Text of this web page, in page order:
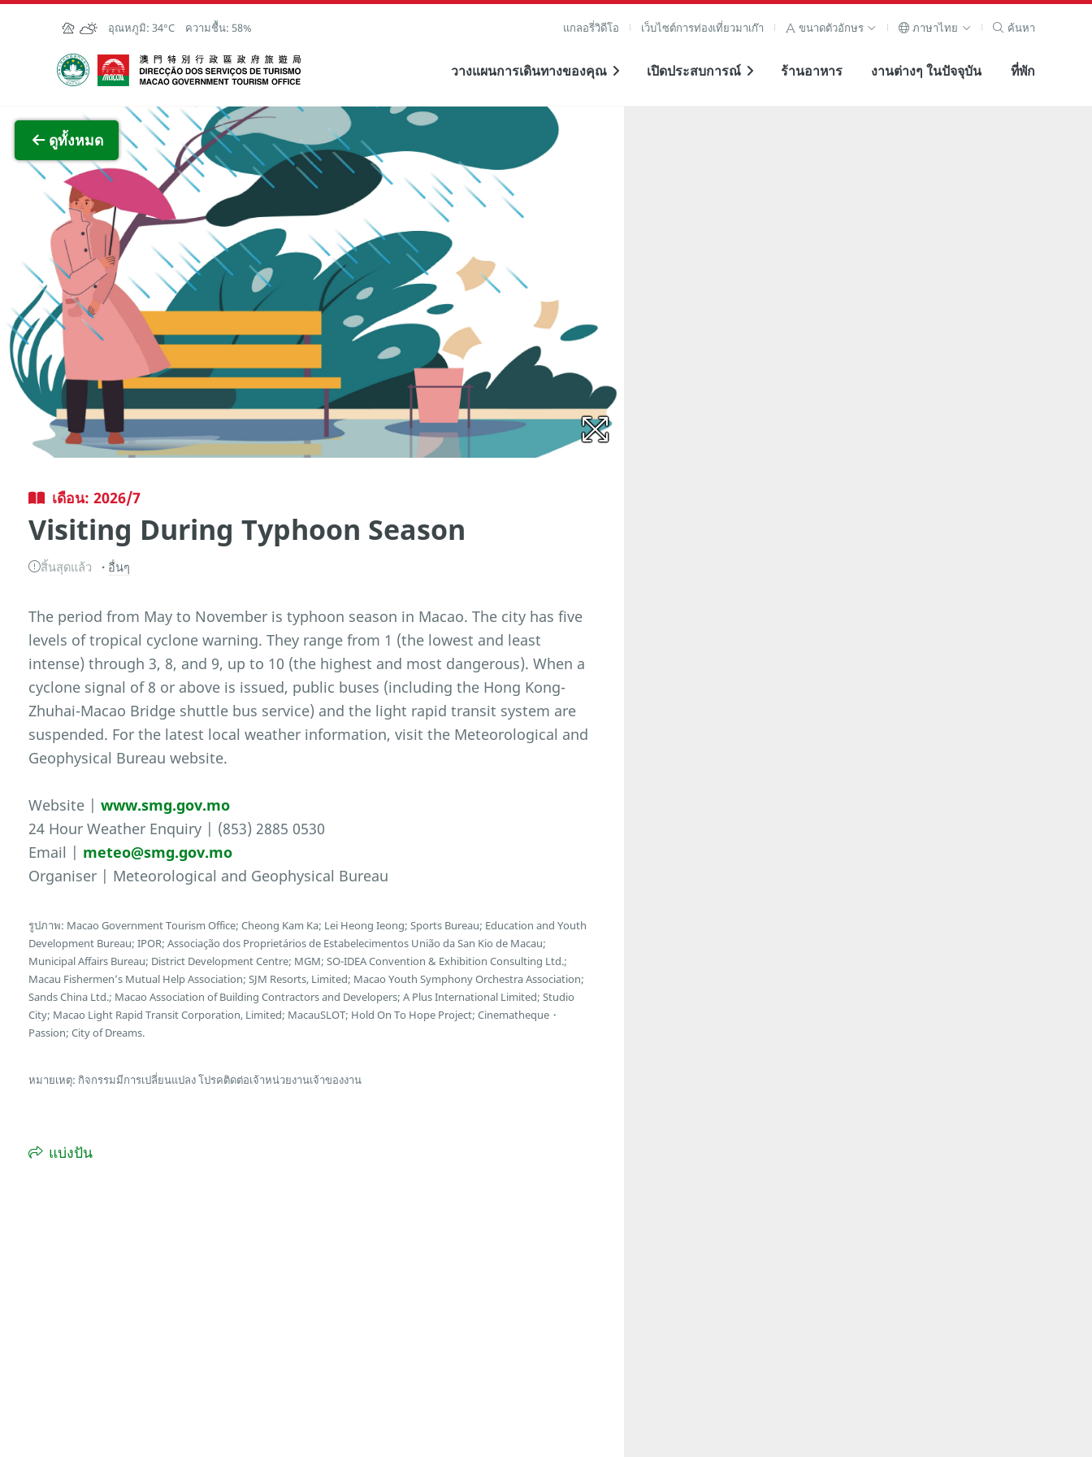
Skip to Main Content
อุณหภูมิ: 34°C ความชื้น: 58% แกลอรี่วิดีโอ เว็บไซต์การท่องเที่ยวมาเก๊า ขนาดตัวอักษร ภาษาไทย ค้นหา
สำนักงานการท่องเที่ยวของรัฐบาลมาเก๊า
วางแผนการเดินทางของคุณ เปิดประสบการณ์ ร้านอาหาร งานต่างๆ ในปัจจุบัน ที่พัก
ดูทั้งหมด
ภาพขยาย
เดือน: 2026/7
Visiting During Typhoon Season
สิ้นสุดแล้ว อื่นๆ
The period from May to November is typhoon season in Macao. The city has five
levels of tropical cyclone warning. They range from 1 (the lowest and least
intense) through 3, 8, and 9, up to 10 (the highest and most dangerous). When a
cyclone signal of 8 or above is issued, public buses (including the Hong Kong-
Zhuhai-Macao Bridge shuttle bus service) and the light rapid transit system are
suspended. For the latest local weather information, visit the Meteorological and
Geophysical Bureau website.
Website |www.smg.gov.mo
24 Hour Weather Enquiry | (853) 2885 0530
Email | meteo@smg.gov.mo
Organiser | Meteorological and Geophysical Bureau
รูปภาพ: Macao Government Tourism Office; Cheong Kam Ka; Lei Heong Ieong; Sports Bureau; Education and Youth
Development Bureau; IPOR; Associação dos Proprietários de Estabelecimentos União da San Kio de Macau;
Municipal Affairs Bureau; District Development Centre; MGM; SO-IDEA Convention & Exhibition Consulting Ltd.;
Macau Fishermen’s Mutual Help Association; SJM Resorts, Limited; Macao Youth Symphony Orchestra Association;
Sands China Ltd.; Macao Association of Building Contractors and Developers; A Plus International Limited; Studio
City; Macao Light Rapid Transit Corporation, Limited; MacauSLOT; Hold On To Hope Project; Cinematheque・
Passion; City of Dreams.
หมายเหตุ: กิจกรรมมีการเปลี่ยนแปลง โปรคติดต่อเจ้าหน่วยงานเจ้าของงาน
แบ่งปัน